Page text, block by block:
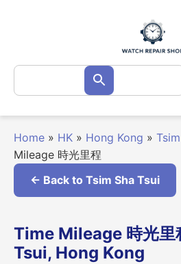
Search
for: Search
Home » HK » Hong Kong »
Mileage 時光里程
← Back to Tsim Sha Tsui
Time Mileage 時光里
Tsui, Hong Kong